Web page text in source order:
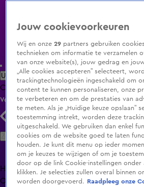
Uitzending Gemist Populaire programma's
ClipsFilmsRadioSmart TV inlogShop
Volg KIJK
Zoeken
HomeUitzending Gemist Programma's
OranjezomerLivestreamsShop
Jouw cookievoorkeuren
Wij en onze29 partners gebruiken
technieken om informatie te verzamelen
van onze website(s), jouw gedrag en
„Alle cookies accepteren” selecteert,
trackingtechnologieën ingeschakeld om
content te kunnen personaliseren, onze
te verbeteren en om de prestaties van
te meten. Als je „Huidige keuze opslaan”
toestemming intrekt, worden deze
uitgeschakeld. We gebruiken dan enkel
cookies om de website goed te laten
houden. Je kunt dit menu op ieder
om je keuzes te wijzigen of om je
door op de link Cookie-instellingen
klikken. Je selecties zullen overal binnen
worden doorgevoerd.
Raadpleeg onze